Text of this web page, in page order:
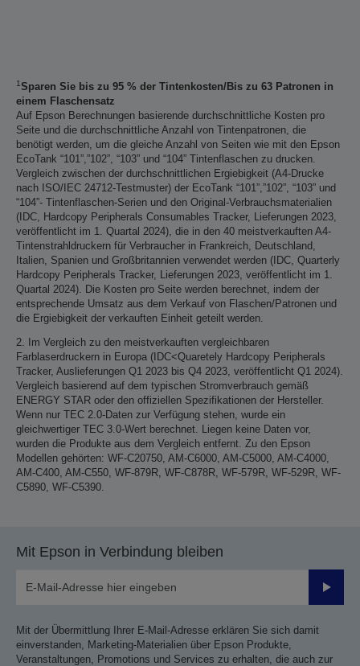
1Sparen Sie bis zu 95 % der Tintenkosten/Bis zu 63 Patronen in
einem Flaschensatz
Auf Epson Berechnungen basierende durchschnittliche Kosten pro
Seite und die durchschnittliche Anzahl von Tintenpatronen, die
benötigt werden, um die gleiche Anzahl von Seiten wie mit den Epson
EcoTank “101”,”102”, “103” und “104” Tintenflaschen zu drucken.
Vergleich zwischen der durchschnittlichen Ergiebigkeit (A4-Drucke
nach ISO/IEC 24712-Testmuster) der EcoTank “101”,”102”, “103” und
“104”- Tintenflaschen-Serien und den Original-Verbrauchsmaterialien
(IDC, Hardcopy Peripherals Consumables Tracker, Lieferungen 2023,
veröffentlicht im 1. Quartal 2024), die in den 40 meistverkauften A4-
Tintenstrahldruckern für Verbraucher in Frankreich, Deutschland,
Italien, Spanien und Großbritannien verwendet werden (IDC, Quarterly
Hardcopy Peripherals Tracker, Lieferungen 2023, veröffentlicht im 1.
Quartal 2024). Die Kosten pro Seite werden berechnet, indem der
entsprechende Umsatz aus dem Verkauf von Flaschen/Patronen und
die Ergiebigkeit der verkauften Einheit geteilt werden.
2. Im Vergleich zu den meistverkauften vergleichbaren
Farblaserdruckern in Europa (IDC<Quaretely Hardcopy Peripherals
Tracker, Auslieferungen Q1 2023 bis Q4 2023, veröffentlicht Q1 2024).
Vergleich basierend auf dem typischen Stromverbrauch gemäß
ENERGY STAR oder den offiziellen Spezifikationen der Hersteller.
Wenn nur TEC 2.0-Daten zur Verfügung stehen, wurde ein
gleichwertiger TEC 3.0-Wert berechnet. Liegen keine Daten vor,
wurden die Produkte aus dem Vergleich entfernt. Zu den Epson
Modellen gehörten: WF-C20750, AM-C6000, AM-C5000, AM-C4000,
AM-C400, AM-C550, WF-879R, WF-C878R, WF-579R, WF-529R, WF-
C5890, WF-C5390.
Mit Epson in Verbindung bleiben
Mit der Übermittlung Ihrer E-Mail-Adresse erklären Sie sich damit
einverstanden, Marketing-Materialien über Epson Produkte,
Veranstaltungen, Promotions und Services zu erhalten, die auch zur